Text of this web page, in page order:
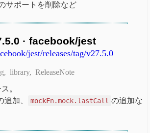
サポートを削除など
· facebook/jest
jest/releases/tag/v27.5.0
library ReleaseNote
。
追加、 mockFn.mock.lastCall の追加な